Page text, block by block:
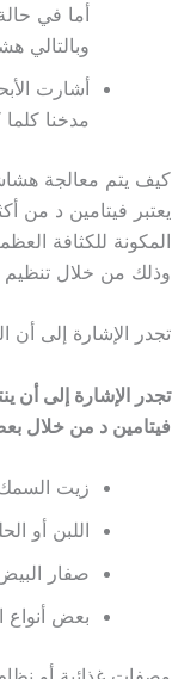
أما في
وبالتالي
أشارت
مدخنا
كيف يتم معالجة
يعتبر فيتامين د من
المكونة للكثافة
وذلك من خلال تنظيم
تجدر الإشارة إلى
تجدر الإشارة إلى
فيتامين د من خلال
زيت
اللبن أو
صفار
بعض